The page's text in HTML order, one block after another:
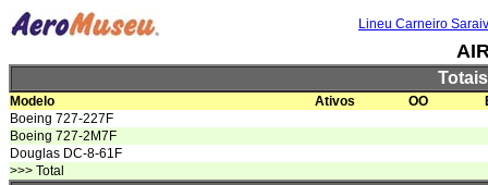
Lineu Carneiro
Modelo Ativos OO
Boeing 727-227F
Boeing 727-2M7F
Douglas DC-8-61F
>>> Total